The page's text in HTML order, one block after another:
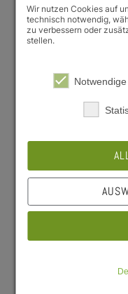
19.05.2025
Liebe Mensa-Gäste,
Uns ist klar, dass
wichtiger ist es
Schritt offen zu
Die
höhere
Wir nutzen Cookies auf
technisch notwendig,
zu verbessern oder
stellen.